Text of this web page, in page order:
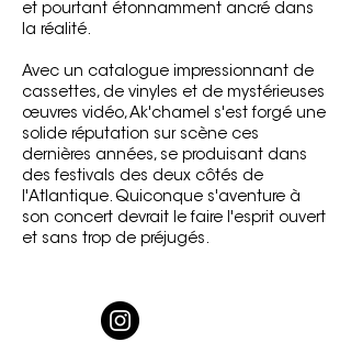
et pourtant étonnamment ancré dans
la réalité.
Avec un catalogue impressionnant de
cassettes, de vinyles et de mystérieuses
œuvres vidéo, Ak'chamel s'est forgé une
solide réputation sur scène ces
dernières années, se produisant dans
des festivals des deux côtés de
l'Atlantique. Quiconque s'aventure à
son concert devrait le faire l'esprit ouvert
et sans trop de préjugés.